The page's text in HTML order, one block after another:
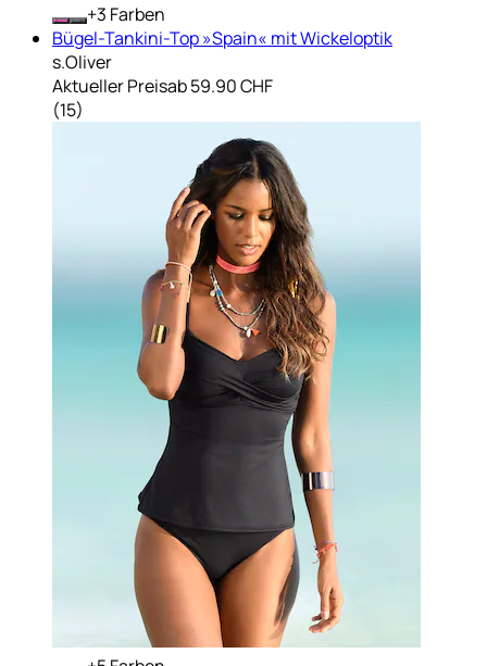
+ Farben
Bügel-Tankini-Top »Spain« mit Wickeloptik
s.Oliver
Aktueller Preisab59.90 CHF
(15)